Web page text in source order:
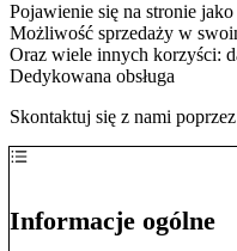
Pojawienie się na stronie
Możliwość sprzedaży w
Oraz wiele innych korzyści:
Dedykowana obsługa
Skontaktuj się z nami poprzez
Informacje ogólne